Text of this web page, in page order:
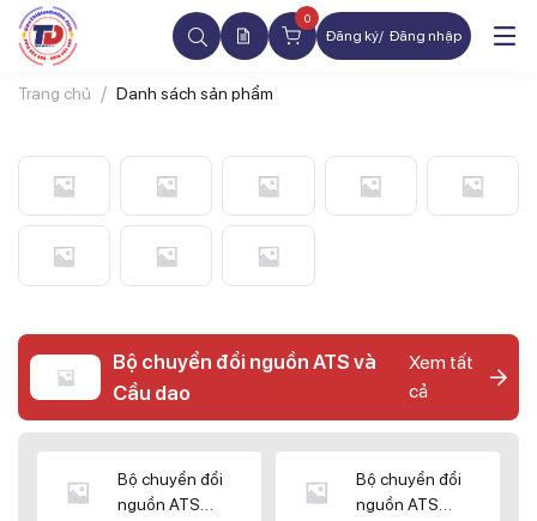
0
Đăng ký Đăng nhập
Trang chủ Danh sách sản phẩm
Bộ chuyển đổi nguồn ATS và
Cầu dao
Xem tất
cả
Bộ chuyển đổi
nguồn ATS
Bộ chuyển đổi
nguồn ATS